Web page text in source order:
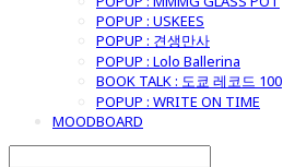
POPUP : USKEES
POPUP : 견생만사
POPUP : Lolo Ballerina
BOOK TALK : 도쿄 레코드 100
POPUP : WRITE ON TIME
MOODBOARD